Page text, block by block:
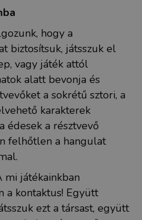
hogy a
biztosítsuk, játsszuk el
vagy játék attól
alatt bevonja és
a sokrétű sztori, a
karakterek
édesek a résztvevő
felhőtlen a hangulat
mi játékainkban
a kontaktus! Együtt
ezt a társast, együtt